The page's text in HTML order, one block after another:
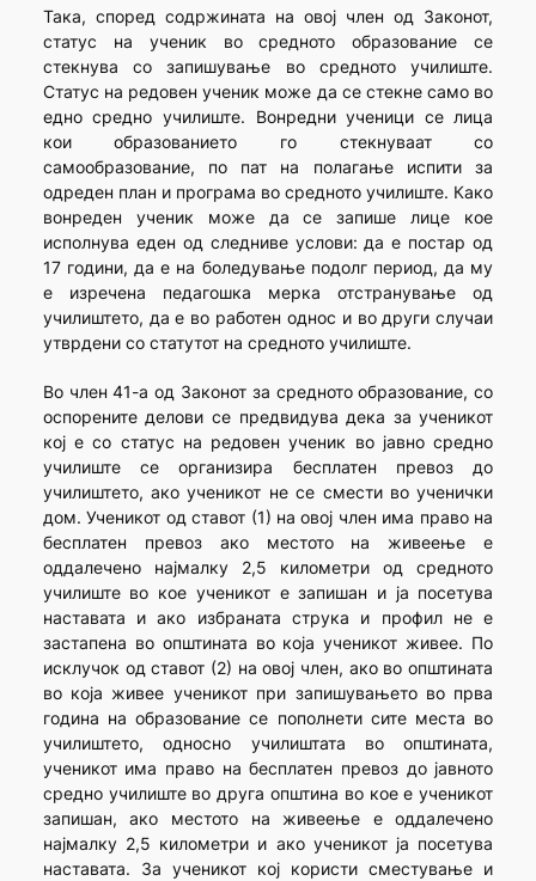
Така, според содржината на овој член од Законот,
статус на ученик во средното образование се
стекнува со запишување во средното училиште.
Статус на редовен ученик може да се стекне само во
едно средно училиште. Вонредни ученици се лица
кои образованието го стекнуваат со
самообразование, по пат на полагање испити за
одреден план и програма во средното училиште. Како
вонреден ученик може да се запише лице кое
исполнува еден од следниве услови: да е постар од
17 години, да е на боледување подолг период, да му
е изречена педагошка мерка отстранување од
училиштето, да е во работен однос и во други случаи
утврдени со статутот на средното училиште.
Во член 41-а од Законот за средното образование, со
оспорените делови се предвидува дека за ученикот
кој е со статус на редовен ученик во јавно средно
училиште се организира бесплатен превоз до
училиштето, ако ученикот не се смести во ученички
дом. Ученикот од ставот (1) на овој член има право на
бесплатен превоз ако местото на живеење е
оддалечено најмалку 2,5 километри од средното
училиште во кое ученикот е запишан и ја посетува
наставата и ако избраната струка и профил не е
застапена во општината во која ученикот живее. По
исклучок од ставот (2) на овој член, ако во општината
во која живее ученикот при запишувањето во прва
година на образование се пополнети сите места во
училиштето, односно училиштата во општината,
ученикот има право на бесплатен превоз до јавното
средно училиште во друга општина во кое е ученикот
запишан, ако местото на живеење е оддалечено
најмалку 2,5 километри и ако ученикот ја посетува
наставата. За ученикот кој користи сместување и